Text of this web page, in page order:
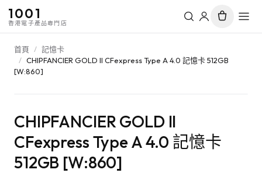
1001
香港電子產品專門店
首頁 / 記憶卡
/ CHIPFANCIER GOLD II CFexpress Type A 4.0 記憶卡 512GB
[W:860]
CHIPFANCIER GOLD II
CFexpress Type A 4.0 記憶卡
512GB [W:860]